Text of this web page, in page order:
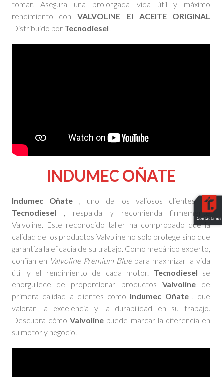
tomar. Asegura una prolongada vida útil y máximo
rendimiento conVALVOLINE El ACEITE ORIGINAL
Distribuido por Tecnodiesel .
INDUMEC OÑATE
Indumec Oñate , uno de los valiosos clientes de
Tecnodiesel , respalda y recomienda firmemente
Valvoline. Este reconocido taller ha comprobado que la
calidad de los productos Valvoline no solo protege sino que
garantiza la eficacia de su trabajo. Como mecánico experto,
confían en Valvoline Premium Bluepara maximizar la vida
útil y el rendimiento de cada motor. Tecnodiesel se
enorgullece de proporcionar productos Valvoline de
primera calidad a clientes como Indumec Oñate, que
valoran la excelencia y la durabilidad en su trabajo.
Descubra cómoValvoline puede marcar la diferencia en
su motor y negocio.